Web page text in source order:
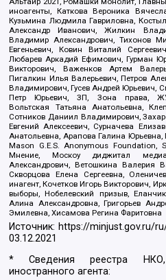
иноагенты, Каткова Вероника
Кузьмина Людмила Гавриловна,
Александр Иванович, Жилкин
Владимир Александрович, Тихонов
Евгеньевич, Ковин Виталий
Любарев Аркадий Ефимович, Гурман
Викторович, Важенков Артем
Пигалкин Илья Валерьевич, Петров
Владимирович, Гусев Андрей Юрьевич,
Петр Юрьевич, ЗП, Зона права,
Вольтская Татьяна Анатольевна,
Сотников Даниил Владимирович,
Евгений Алексеевич, Сурначева
Анатольевна, Арапова Галина
Mason G.E.S. Anonymous
Мнение, Москоу диджитал
Александрович, Ветошкина Валерия
Скворцова Елена Сергеевна,
инагент, Кочетков Игорь Викторович,
выборы, Нобелевский призыв,
Алина Александровна, Григорьев
Эмилевна, Хисамова Регина Фаритовна
Источник: https://minjust.gov.ru/
03.12.2021
* Сведения реестра
иностранного агента: